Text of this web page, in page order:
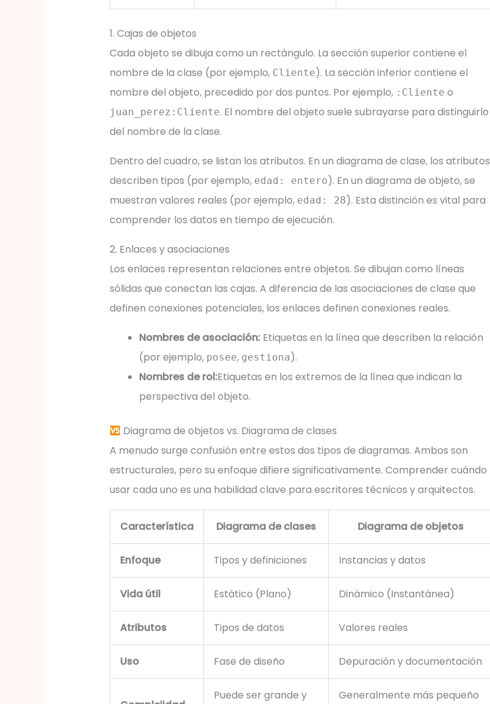
1. Cajas de objetos
Cada objeto se dibuja como un rectángulo. La sección superior contiene el
nombre de la clase (por ejemplo, Cliente). La sección inferior contiene el
nombre del objeto, precedido por dos puntos. Por ejemplo, :Cliente o
juan_perez:Cliente. El nombre del objeto suele subrayarse para distinguirlo
del nombre de la clase.
Dentro del cuadro, se listan los atributos. En un diagrama de clase, los atributos
describen tipos (por ejemplo, edad: entero). En un diagrama de objeto, se
muestran valores reales (por ejemplo, edad: 28). Esta distinción es vital para
comprender los datos en tiempo de ejecución.
2. Enlaces y asociaciones
Los enlaces representan relaciones entre objetos. Se dibujan como líneas
sólidas que conectan las cajas. A diferencia de las asociaciones de clase que
definen conexiones potenciales, los enlaces definen conexiones reales.
Nombres de asociación:Etiquetas en la línea que describen la relación
(por ejemplo, posee, gestiona).
Nombres de rol:Etiquetas en los extremos de la línea que indican la
perspectiva del objeto.
Diagrama de objetos vs. Diagrama de clases
A menudo surge confusión entre estos dos tipos de diagramas. Ambos son
estructurales, pero su enfoque difiere significativamente. Comprender cuándo
usar cada uno es una habilidad clave para escritores técnicos y arquitectos.
Característica Diagrama de clases Diagrama de objetos
Enfoque Tipos y definiciones Instancias y datos
Vida útil Estático (Plano) Dinámico (Instantánea)
Atributos Tipos de datos Valores reales
Uso Fase de diseño Depuración y documentación
Puede ser grande y Generalmente más pequeño